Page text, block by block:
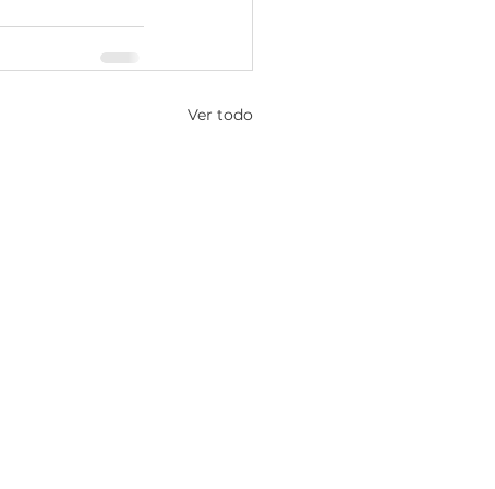
Ver todo